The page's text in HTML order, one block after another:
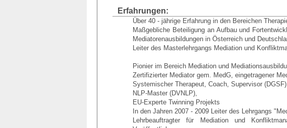
Erfahrungen:
Über 40 - jährige Erfahrung in den Bereichen
Maßgebliche Beteiligung an Aufbau und
Mediatorenausbildungen in Österreich und
Leiter des Masterlehrgangs Mediation und
Pionier im Bereich Mediation und
Zertifizierter Mediator gem. MedG, eingetragener
Systemischer Therapeut, Coach, Supervisor (DGSF)
NLP-Master (DVNLP),
EU-Experte Twinning Projekts
In den Jahren 2007 - 2009 Leiter des Lehrgangs
Lehrbeauftragter für Mediation und